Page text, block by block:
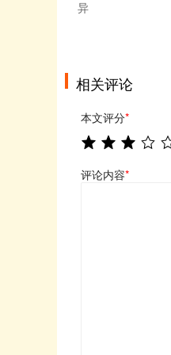
异
相关评论
本文评分*
评论内容*